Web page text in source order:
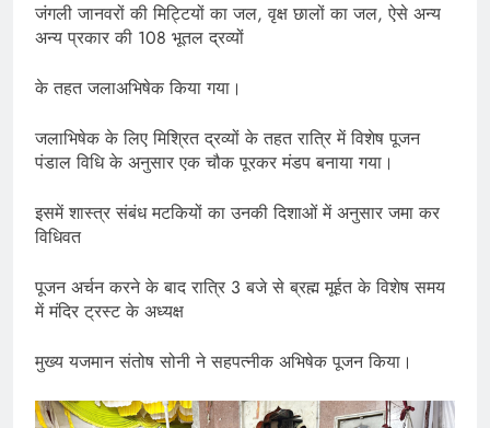
जंगली जानवरों की मिट्टियों का जल, वृक्ष छालों का जल, ऐसे अन्य
अन्य प्रकार की 108 भूतल द्रव्यों
के तहत जलाअभिषेक किया गया।
जलाभिषेक के लिए मिश्रित द्रव्यों के तहत रात्रि में विशेष पूजन
पंडाल विधि के अनुसार एक चौक पूरकर मंडप बनाया गया।
इसमें शास्त्र संबंध मटकियों का उनकी दिशाओं में अनुसार जमा कर
विधिवत
पूजन अर्चन करने के बाद रात्रि 3 बजे से ब्रह्म मूर्हत के विशेष समय
में मंदिर ट्रस्ट के अध्यक्ष
मुख्य यजमान संतोष सोनी ने सहपत्नीक अभिषेक पूजन किया।